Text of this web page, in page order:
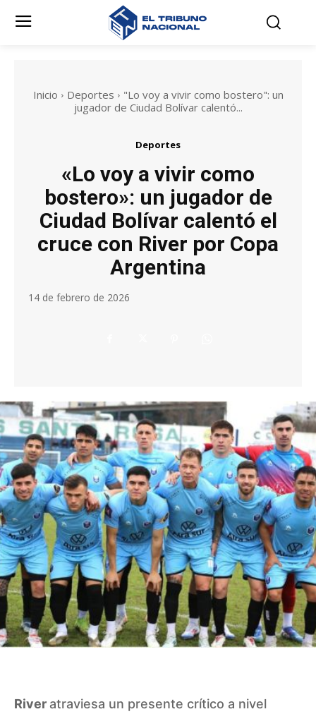
Inicio Deportes
"Lo voy a vivir como bostero": un
jugador de Ciudad Bolívar calentó...
Deportes
«Lo voy a vivir como
bostero»: un jugador de
Ciudad Bolívar calentó el
cruce con River por Copa
Argentina
14 de febrero de 2026
River atraviesa un presente crítico a nivel